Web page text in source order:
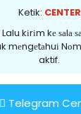
Ketik: CENTER
kіrіm kе ѕаlа
mеngеtаhuі
aktif.
Telegram